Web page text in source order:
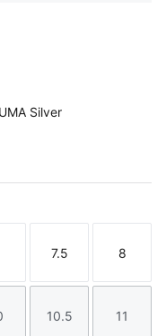
Silver
Silver
Taille
7.5
Taille
8
Taille
10.5
Taille
11